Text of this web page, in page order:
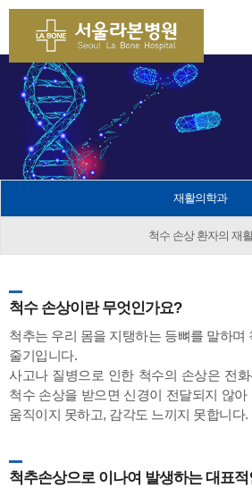
재활의학과
척수 손상 환자의 재활
척수 손상이란 무엇인가요?
척추는 우리 몸을 지탱하는 등뼈를 말하며
줄기입니다.
사고나 질병으로 인한 척수의 손상은 전
척수 손상을 받으면 신경이 전달되지 않
움직이지 못하고, 감각도 느끼지 못합니다.
척추손상으로 이나여 발생하는 대표